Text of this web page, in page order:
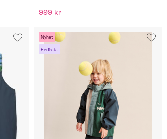
999 kr
Nyhet
Fri frakt